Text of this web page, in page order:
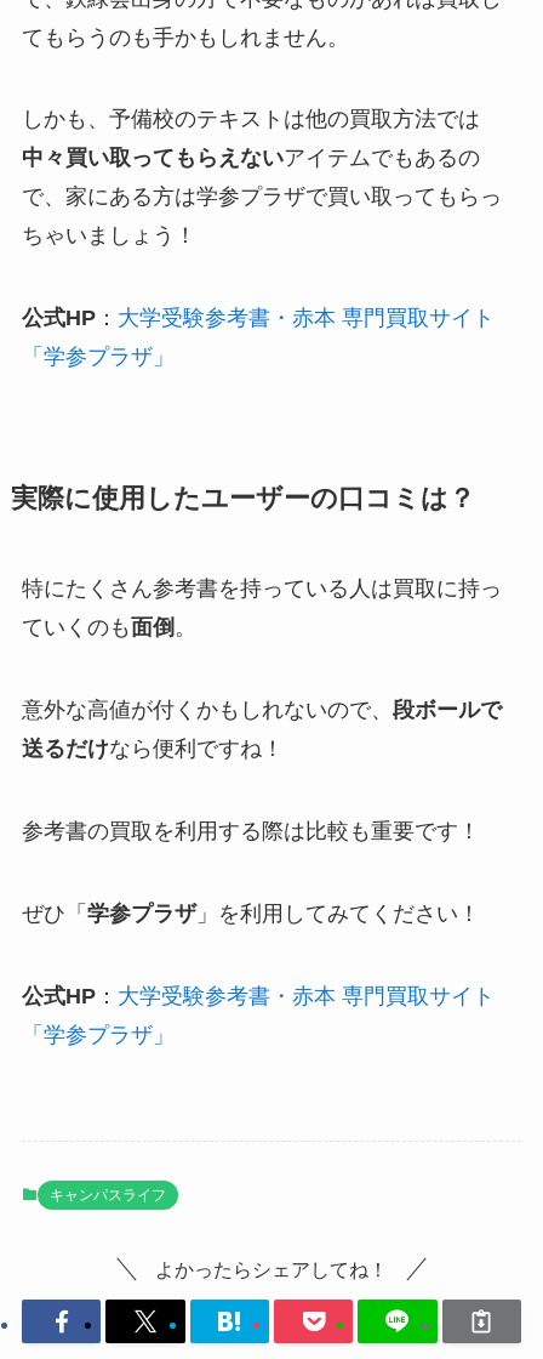
てもらうのも手かもしれません。
しかも、予備校のテキストは他の買取方法では
中々買い取ってもらえないアイテムでもあるの
で、家にある方は学参プラザで買い取ってもらっ
ちゃいましょう！
公式HP： 大学受験参考書・赤本 専門買取サイト
「学参プラザ」
実際に使用したユーザーの口コミは？
特にたくさん参考書を持っている人は買取に持っ
ていくのも 面倒 。
意外な高値が付くかもしれないので、 段ボールで
送るだけなら便利ですね！
参考書の買取を利用する際は比較も重要です！
ぜひ「 学参プラザ」を利用してみてください！
公式HP： 大学受験参考書・赤本 専門買取サイト
「学参プラザ」
キャンパスライフ
よかったらシェアしてね！